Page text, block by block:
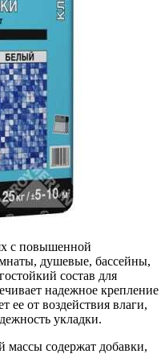
с повышенной
душевые, бассейны,
состав для
надежное крепление
ее от воздействия влаги,
укладки.
массы содержат добавки,